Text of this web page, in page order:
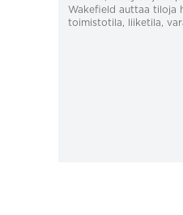
Wakefield auttaa tiloja
toimistotila, liiketila,